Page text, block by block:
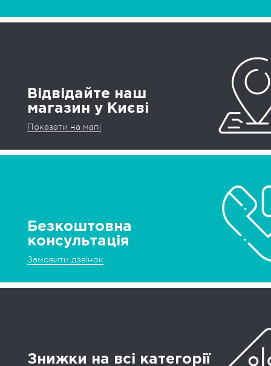
Відвідайте наш
магазин у Києві
Показати на мапі
Безкоштовна
консультація
Замовити дзвінок
Знижки на всі категорії